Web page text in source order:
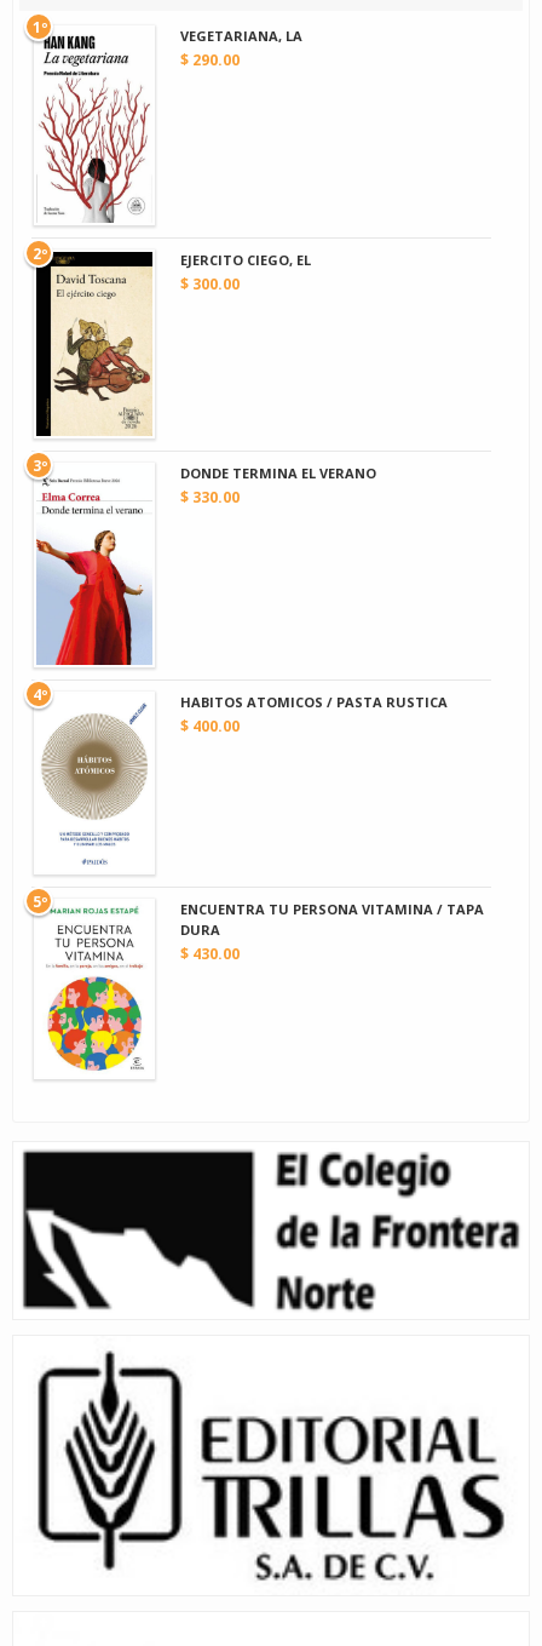
VEGETARIANA, LA
$ 290.00
1º
EJERCITO CIEGO, EL
$ 300.00
2º
DONDE TERMINA EL VERANO
$ 330.00
3º
HABITOS ATOMICOS / PASTA RUSTICA
$ 400.00
4º
ENCUENTRA TU PERSONA VITAMINA / TAPA
DURA
$ 430.00
5º